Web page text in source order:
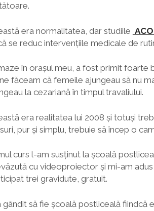
era normalitatea, dar studiile
se reduc intervențiile medicale de
în orașul meu, a fost primit foarte
făceam că femeile ajungeau să nu
la cezariană în timpul travaliului.
era realitatea lui 2008 și totuși
pur și simplu, trebuie să încep o
curs l-am susținut la școală
cu videoproiector și mi-am
trei gravidute, gratuit.
gândit să fie școală postliceală fiindcă